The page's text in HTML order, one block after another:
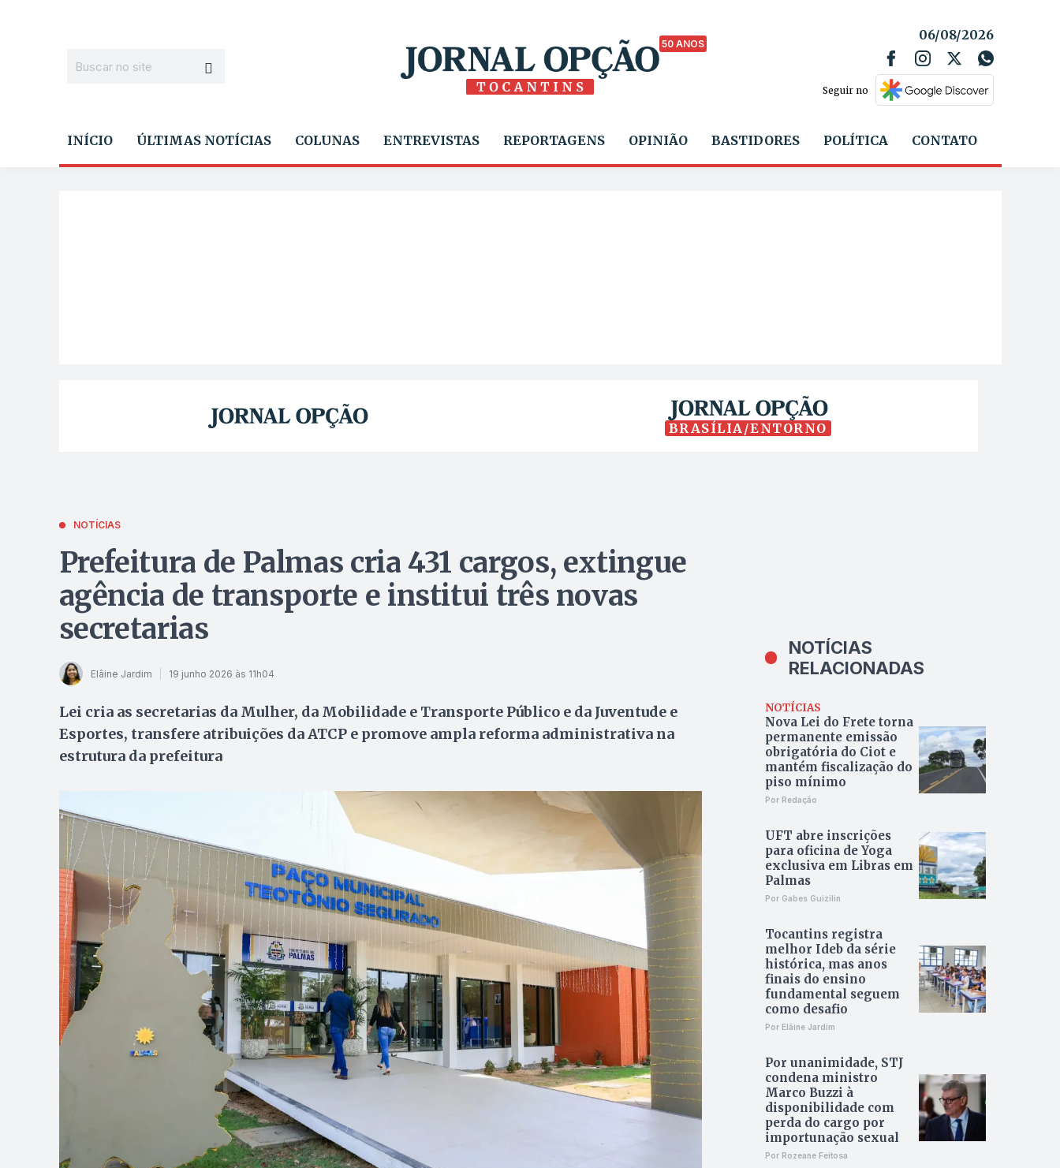
50 ANOS
06/08/2026
Seguir no
INÍCIO ÚLTIMAS NOTÍCIAS COLUNAS ENTREVISTAS REPORTAGENS OPINIÃO BASTIDORES POLÍTICA CONTATO
BRASÍLIA/ENTORNO
NOTÍCIAS
Prefeitura de Palmas cria 431 cargos, extingue
agência de transporte e institui três novas
secretarias
Elâine Jardim 19 junho 2026 às 11h04
Lei cria as secretarias da Mulher, da Mobilidade e Transporte Público e da Juventude e
Esportes, transfere atribuições da ATCP e promove ampla reforma administrativa na
estrutura da prefeitura
NOTÍCIAS
RELACIONADAS
NOTÍCIAS
Nova Lei do Frete torna
permanente emissão
obrigatória do Ciot e
mantém fiscalização do
piso mínimo
Por Redação
UFT abre inscrições
para oficina de Yoga
exclusiva em Libras em
Palmas
Por Gabes Guizilin
Tocantins registra
melhor Ideb da série
histórica, mas anos
finais do ensino
fundamental seguem
como desafio
Por Elâine Jardim
Por unanimidade, STJ
condena ministro
Marco Buzzi à
disponibilidade com
perda do cargo por
importunação sexual
Por Rozeane Feitosa